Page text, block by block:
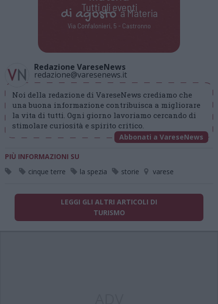
Tutti gli eventi
di agostoa Materia
Via Confalonieri, 5 - Castronno
Redazione VareseNews
redazione@varesenews.it
Noi della redazione di VareseNews crediamo che
una buona informazione contribuisca a migliorare
la vita di tutti. Ogni giorno lavoriamo cercando di
stimolare curiosità e spirito critico.
Abbonati a VareseNews
PIÙ INFORMAZIONI SU
cinque terre
la spezia storie varese
LEGGI GLI ALTRI ARTICOLI DI
TURISMO